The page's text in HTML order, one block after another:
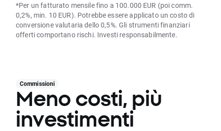
*Per un fatturato mensile fino a 100.000 EUR (poi comm.
0,2%, min. 10 EUR). Potrebbe essere applicato un costo di
conversione valutaria dello 0,5%. Gli strumenti finanziari
offerti comportano rischi. Investi responsabilmente.
Commissioni
Meno costi, più
investimenti